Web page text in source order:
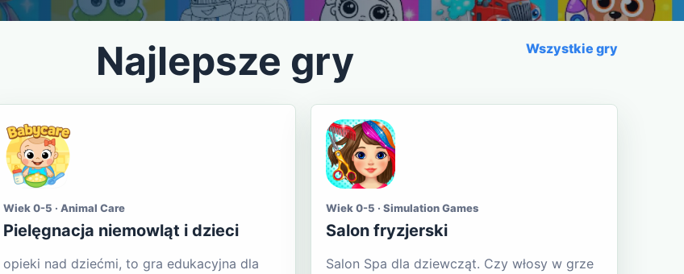
Najlepsze gry Wszystkie gry
Wiek 0-5 · Animal Care
Pielęgnacja niemowląt i dzieci
opieki nad dziećmi, to gra edukacyjna dla
Wiek 0-5 · Simulation Games
Salon fryzjerski
Salon Spa dla dziewcząt. Czy włosy w grze